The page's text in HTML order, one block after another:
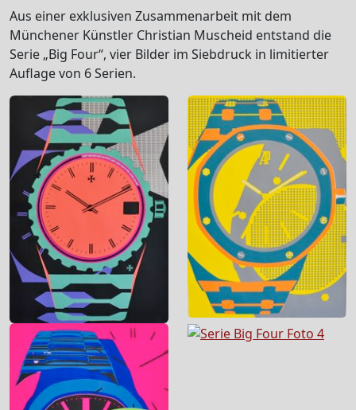
Aus einer exklusiven Zusammenarbeit mit dem
Münchener Künstler Christian Muscheid entstand die
Serie „Big Four“, vier Bilder im Siebdruck in limitierter
Auflage von 6 Serien.